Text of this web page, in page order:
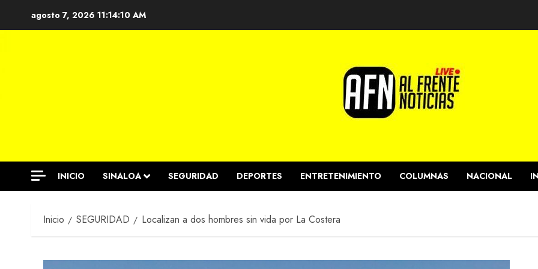
agosto 7, 2026 11:14:11 AM
INICIO SINALOA SEGURIDAD DEPORTES ENTRETENIMIENTO COLUMNAS NACIONAL
Inicio SEGURIDAD Localizan a dos hombres sin vida por La Costera